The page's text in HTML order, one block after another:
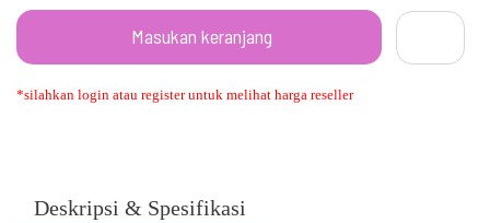
Masukan keranjang
*silahkan login atau register untuk melihat harga reseller
Deskripsi & Spesifikasi